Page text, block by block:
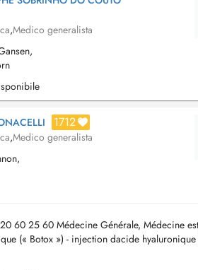
,Medico generalista
1712
,Medico generalista
60 25 60 Médecine Générale, Médecine
(« Botox ») - injection dacide
se situe au 1er éta...